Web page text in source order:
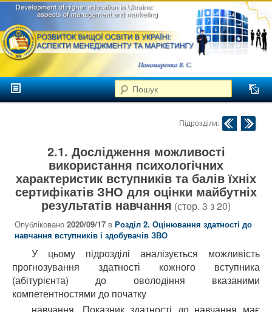
Розвиток
вищої
освіти в
Україні
аспекти
менеджменту та
маркетингу
Пошук
Головне менюПерейти до головного контенту
Перейти до додаткового контенту
Навігація по
Підрозділи:
2.1. Дослідження можливості
використання психологічних
характеристик вступників та балів їхніх
сертифікатів ЗНО для оцінки майбутніх
результатів навчання (стор. 3 з20)
Опубліковано2020/09/17 вРозділ 2. Оцінювання здатності до
навчання вступників і здобувачів ЗВО
У цьому підрозділі аналізується можливість
прогнозування здатності кожного вступника
(абітурієнта) до оволодіння вказаними
компетентностями до початку